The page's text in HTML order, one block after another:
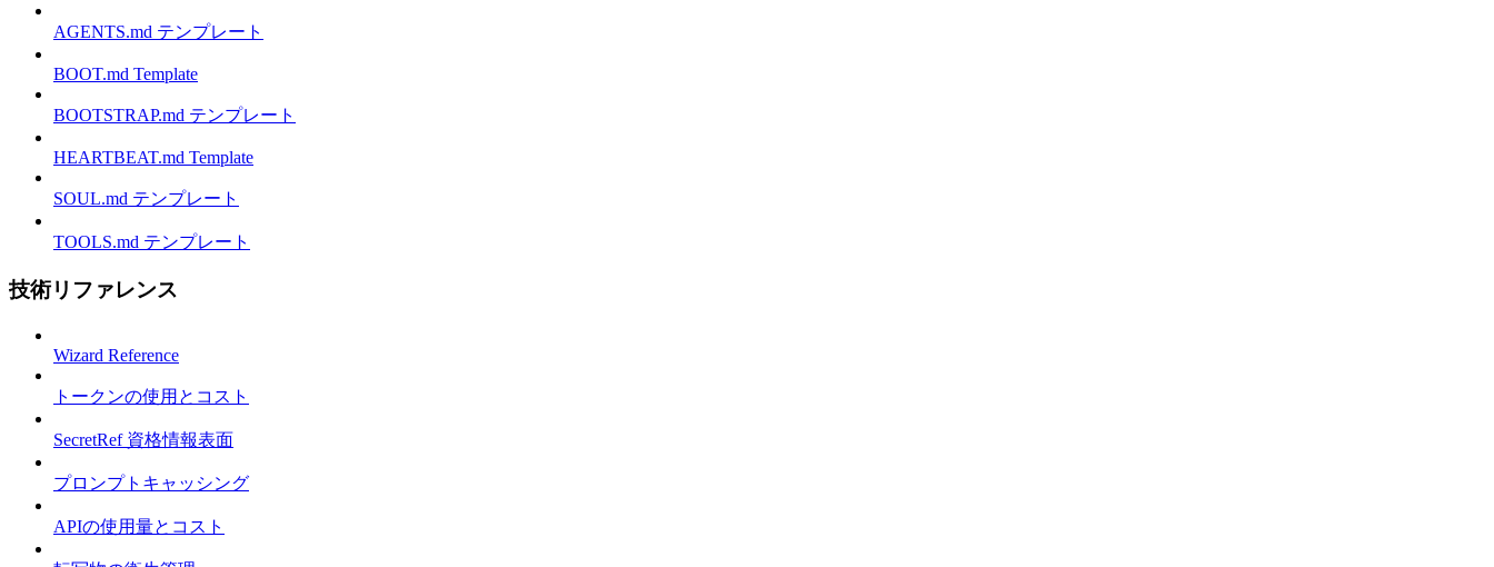
AGENTS.md テンプレート
BOOT.md Template
BOOTSTRAP.md テンプレート
HEARTBEAT.md Template
SOUL.md テンプレート
TOOLS.md テンプレート
技術リファレンス
Wizard Reference
トークンの使用とコスト
SecretRef 資格情報表面
プロンプトキャッシング
APIの使用量とコスト